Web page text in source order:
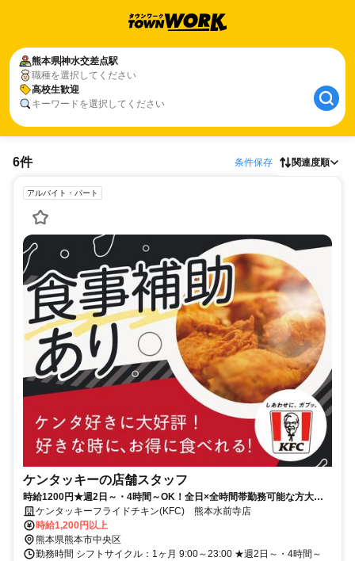
熊本県神水交差点駅
職種を選択してください
高校生歓迎
キーワードを選択してください
6件 条件保存 関連度順
アルバイト・パート
ケンタッキーの店舗スタッフ
時給1200円★週2日～・4時間～OK！全日×全時間帯勤務可能な方大歓
迎♪ケンタッキーフライドチキン(KFC) 熊本水前寺店
時給1,200円以上
熊本県熊本市中央区
勤務時間 シフトサイクル：1ヶ月 9:00～23:00 ★週2日～・4時間～